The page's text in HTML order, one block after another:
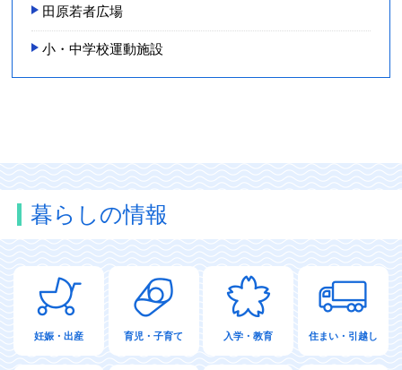
田原若者広場
小・中学校運動施設
暮らしの情報
妊娠・出産 育児・子育て 入学・教育 住まい・引越し